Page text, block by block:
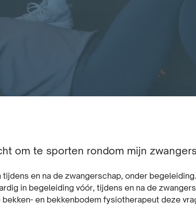
om te sporten rondom mijn
en na de zwangerschap, onder
in begeleiding vóór, tijdens en na de
en bekkenbodem fysiotherapeut deze